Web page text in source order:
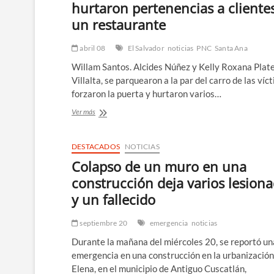
hurtaron pertenencias a
un restaurante
abril 08 El Salvador noticias PNC Santa Ana
Willam Santos. Alcides Núñez y Kelly Roxana
Villalta, se parquearon a la par del carro de las
forzaron la puerta y hurtaron varios…
Ver másCapturan
que
hurtaron
pertenencias
clientes
de
restaurante
DESTACADOS NOTICIAS
Colapso de un muro en una
construcción deja varios
y un fallecido
septiembre 20 emergencia noticias
Durante la mañana del miércoles 20, se reportó
emergencia en una construcción en la
Elena, en el municipio de Antiguo Cuscatlán,